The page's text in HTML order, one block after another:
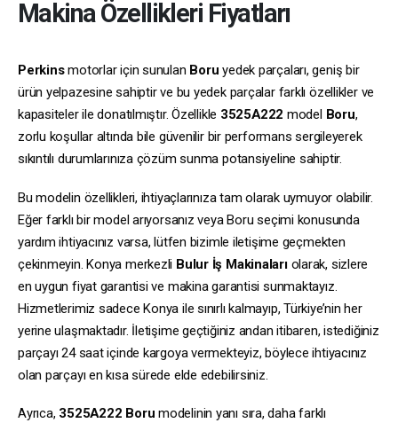
Makina Özellikleri Fiyatları
Perkinsmotorlar için sunulan Boru yedek parçaları, geniş bir
ürün yelpazesine sahiptir ve bu yedek parçalar farklı özellikler ve
kapasiteler ile donatılmıştır. Özellikle 3525A222 model Boru,
zorlu koşullar altında bile güvenilir bir performans sergileyerek
sıkıntılı durumlarınıza çözüm sunma potansiyeline sahiptir.
Bu modelin özellikleri, ihtiyaçlarınıza tam olarak uymuyor olabilir.
Eğer farklı bir model arıyorsanız veya Boru seçimi konusunda
yardım ihtiyacınız varsa, lütfen bizimle iletişime geçmekten
çekinmeyin. Konya merkezli Bulur İş Makinalarıolarak, sizlere
en uygun fiyat garantisi ve makina garantisi sunmaktayız.
Hizmetlerimiz sadece Konya ile sınırlı kalmayıp, Türkiye’nin her
yerine ulaşmaktadır. İletişime geçtiğiniz andan itibaren, istediğiniz
parçayı 24 saat içinde kargoya vermekteyiz, böylece ihtiyacınız
olan parçayı en kısa sürede elde edebilirsiniz.
Ayrıca, 3525A222 Boru modelinin yanı sıra, daha farklı